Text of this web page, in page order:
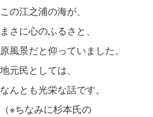
この江之浦の海が、
まさに心のふるさと、
原風景だと仰っていました。
地元民としては、
なんとも光栄な話です。
（※ちなみに杉本氏の